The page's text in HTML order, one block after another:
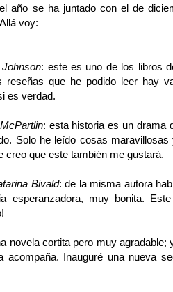
año se ha juntado con el de
voy:
: este es uno de los libros
que he podido leer hay
es verdad.
: esta historia es un drama
Solo he leído cosas
creo que este también me gustará.
Bivald: de la misma autora
esperanzadora, muy bonita.
novela cortita pero muy agradable;
acompaña. Inauguré una nueva